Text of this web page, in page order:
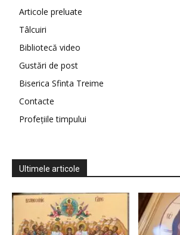
Articole preluate
Tâlcuiri
Bibliotecă video
Gustări de post
Biserica Sfinta Treime
Contacte
Profețiile timpului
Ultimele articole